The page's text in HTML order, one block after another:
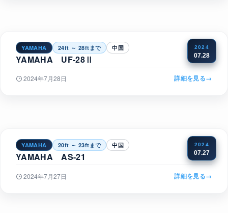
2024
07.28
YAMAHA 24ft ～ 28ftまで 中国
YAMAHA UF-28Ⅱ
2024年7月28日 詳細を見る→
2024
07.27
YAMAHA 20ft ～ 23ftまで 中国
YAMAHA AS-21
2024年7月27日 詳細を見る→